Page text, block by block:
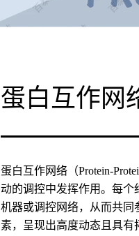
蛋白互作网
蛋白互作网络（Protein-
动的调控中发挥作用。每
机器或调控网络，从而共
素，呈现出高度动态且具有